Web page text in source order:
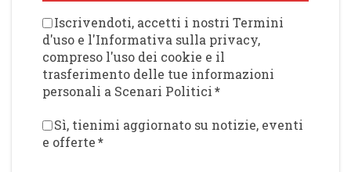
Iscrivendoti, accetti i nostri Termini
d'uso e l'Informativa sulla privacy,
compreso l'uso dei cookie e il
trasferimento delle tue informazioni
personali a Scenari Politici*
Sì, tienimi aggiornato su notizie, eventi
e offerte*